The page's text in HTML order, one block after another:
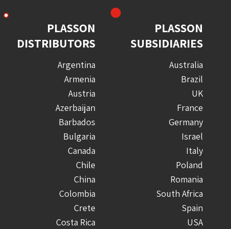
PLASSON
SUBSIDIARIES
Australia
Brazil
UK
France
Germany
Israel
Italy
Poland
Romania
South Africa
Spain
USA
PLASSON
DISTRIBUTORS
Argentina
Armenia
Austria
Azerbaijan
Barbados
Bulgaria
Canada
Chile
China
Colombia
Crete
Costa Rica